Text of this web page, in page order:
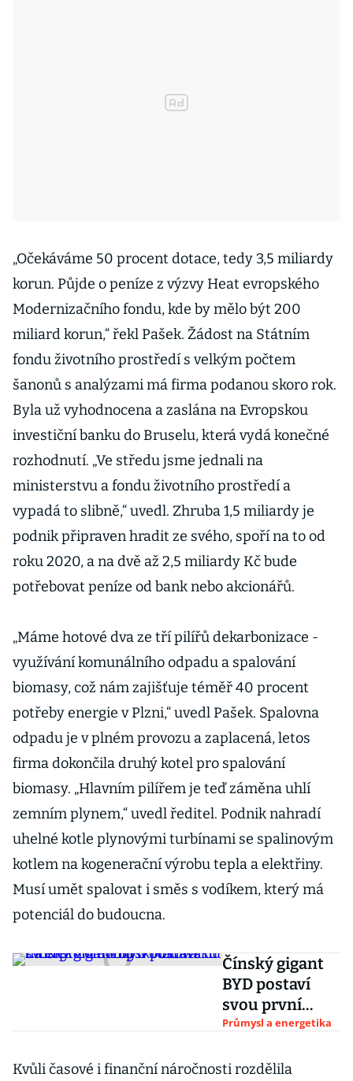
„Očekáváme 50 procent dotace, tedy 3,5 miliardy
korun. Půjde o peníze z výzvy Heat evropského
Modernizačního fondu, kde by mělo být 200
miliard korun,“ řekl Pašek. Žádost na Státním
fondu životního prostředí s velkým počtem
šanonů s analýzami má firma podanou skoro rok.
Byla už vyhodnocena a zaslána na Evropskou
investiční banku do Bruselu, která vydá konečné
rozhodnutí. „Ve středu jsme jednali na
ministerstvu a fondu životního prostředí a
vypadá to slibně,“ uvedl. Zhruba 1,5 miliardy je
podnik připraven hradit ze svého, spoří na to od
roku 2020, a na dvě až 2,5 miliardy Kč bude
potřebovat peníze od bank nebo akcionářů.
„Máme hotové dva ze tří pilířů dekarbonizace -
využívání komunálního odpadu a spalování
biomasy, což nám zajišťuje téměř 40 procent
potřeby energie v Plzni,“ uvedl Pašek. Spalovna
odpadu je v plném provozu a zaplacená, letos
firma dokončila druhý kotel pro spalování
biomasy. „Hlavním pilířem je teď záměna uhlí
zemním plynem,“ uvedl ředitel. Podnik nahradí
uhelné kotle plynovými turbínami se spalinovým
kotlem na kogenerační výrobu tepla a elektřiny.
Musí umět spalovat i směs s vodíkem, který má
potenciál do budoucna.
Čínský gigant
BYD postaví
svou první
evropskou
elektromobily v
Průmysl a energetika
Kvůli časové i finanční náročnosti rozdělila